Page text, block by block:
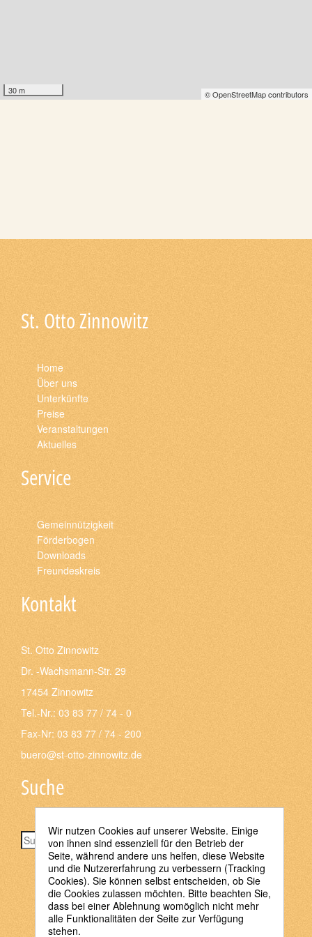
30 m © OpenStreetMap contributors
St. Otto Zinnowitz
Home
Über uns
Unterkünfte
Preise
Veranstaltungen
Aktuelles
Service
Gemeinnützigkeit
Förderbogen
Downloads
Freundeskreis
Kontakt
St. Otto Zinnowitz
Dr. -Wachsmann-Str. 29
17454 Zinnowitz
Tel.-Nr.: 03 83 77 / 74 - 0
Fax-Nr: 03 83 77 / 74 - 200
buero@st-otto-zinnowitz.de
Suche
Suchen
Wir nutzen Cookies auf unserer Website. Einige
von ihnen sind essenziell für den Betrieb der
Seite, während andere uns helfen, diese Website
und die Nutzererfahrung zu verbessern (Tracking
Cookies). Sie können selbst entscheiden, ob Sie
die Cookies zulassen möchten. Bitte beachten Sie,
dass bei einer Ablehnung womöglich nicht mehr
alle Funktionalitäten der Seite zur Verfügung
stehen.